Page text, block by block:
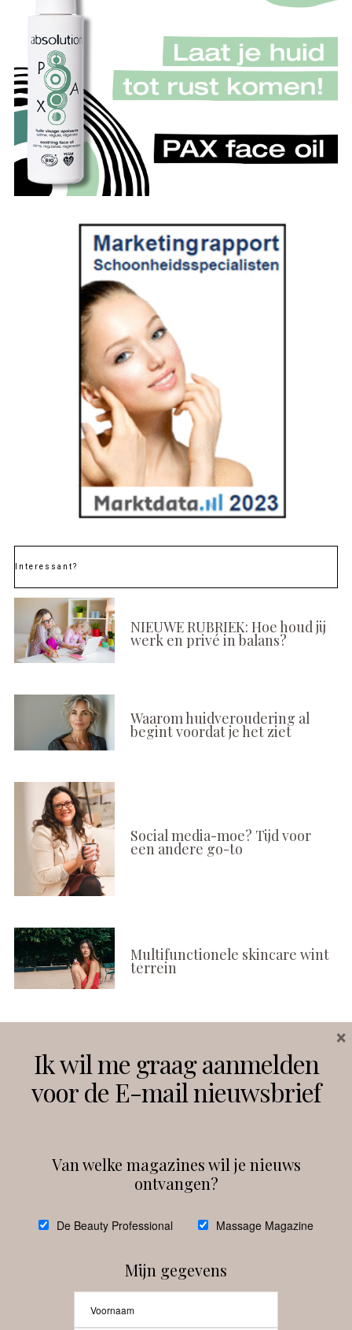
Interessant?
NIEUWE RUBRIEK: Hoe houd jij
werk en privé in balans?
Waarom huidveroudering al
begint voordat je het ziet
Social media-moe? Tijd voor
een andere go-to
Multifunctionele skincare wint
terrein
Instagram Facebook
debeautyprofessional
Ik wil me graag aanmelden
voor de E-mail nieuwsbrief
Van welke magazines wil je nieuws
ontvangen?
De Beauty Professional Massage Magazine
Mijn gegevens
×